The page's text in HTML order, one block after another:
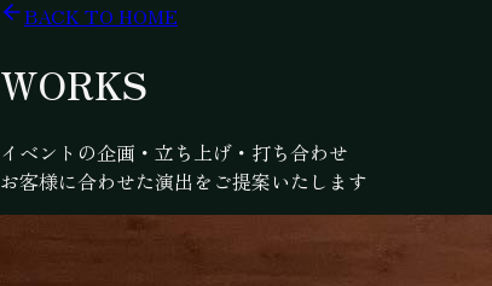
BACK TO HOME
WORKS
イベントの企画・立ち上げ・打ち合わせ
お客様に合わせた演出をご提案いたします